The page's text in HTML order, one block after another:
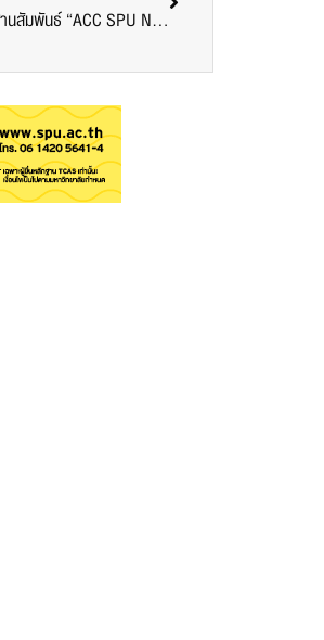
บัญชี SPU : คณาจารย์และนักศึกษาคณะบัญชี เข้าร่วมงานบายเนียร์สานสัมพันธ์ “ACC SPU Night Party 2023” ณ โรงแรมมารวยการ์เด้น